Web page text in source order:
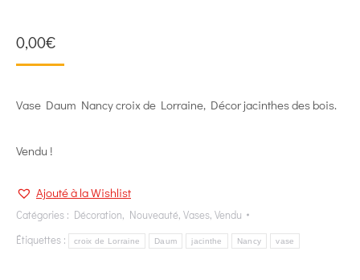
0,00€
Vase Daum Nancy croix de Lorraine, Décor jacinthes des bois.
Vendu !
Ajouté à la Wishlist
Catégories : Décoration, Nouveauté, Vases, Vendu
Étiquettes :
croix de Lorraine Daum jacinthe Nancy vase